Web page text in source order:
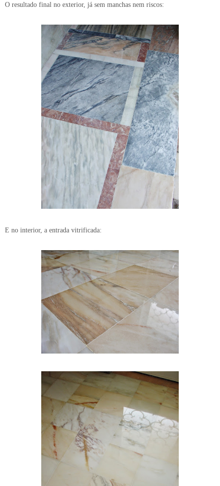
O resultado final no exterior, já sem manchas nem riscos:
E no interior, a entrada vitrificada: